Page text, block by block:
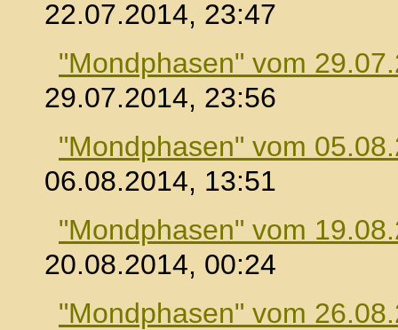
22.07.2014, 23:47
"Mondphasen" vom
29.07.2014, 23:56
"Mondphasen" vom
06.08.2014, 13:51
"Mondphasen" vom
20.08.2014, 00:24
"Mondphasen" vom